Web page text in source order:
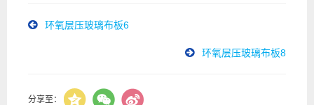
环氧层压玻璃布板6
环氧层压玻璃布板8
分享至：